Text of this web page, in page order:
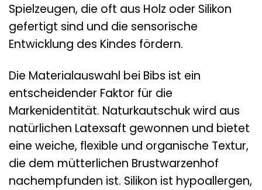
Spielzeugen, die oft aus Holz oder Silikon
gefertigt sind und die sensorische
Entwicklung des Kindes fördern.
Die Materialauswahl bei Bibs ist ein
entscheidender Faktor für die
Markenidentität. Naturkautschuk wird aus
natürlichen Latexsaft gewonnen und bietet
eine weiche, flexible und organische Textur,
die dem mütterlichen Brustwarzenhof
nachempfunden ist. Silikon ist hypoallergen,